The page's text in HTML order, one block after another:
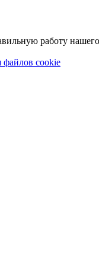
работу нашего
файлов cookie